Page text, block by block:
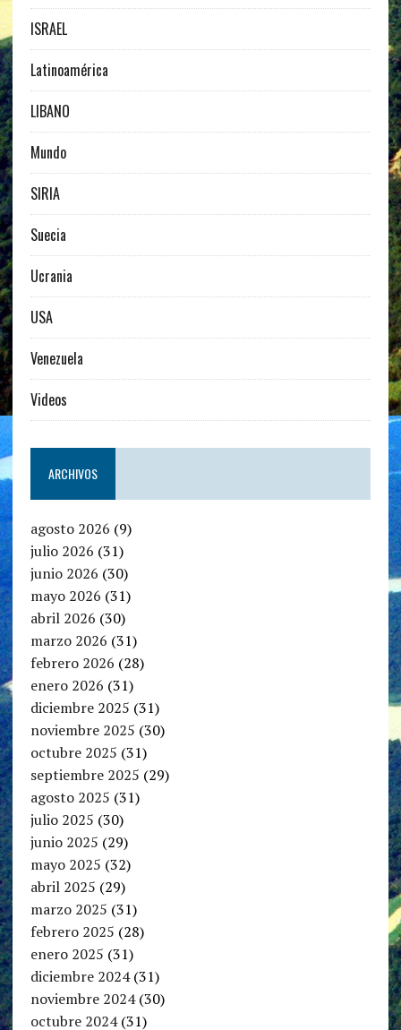
ISRAEL
Latinoamérica
LIBANO
Mundo
SIRIA
Suecia
Ucrania
USA
Venezuela
Videos
ARCHIVOS
agosto 2026 (9)
julio 2026 (31)
junio 2026 (30)
mayo 2026 (31)
abril 2026 (30)
marzo 2026 (31)
febrero 2026 (28)
enero 2026 (31)
diciembre 2025 (31)
noviembre 2025 (30)
octubre 2025 (31)
septiembre 2025 (29)
agosto 2025 (31)
julio 2025 (30)
junio 2025 (29)
mayo 2025 (32)
abril 2025 (29)
marzo 2025 (31)
febrero 2025 (28)
enero 2025 (31)
diciembre 2024(31)
noviembre 2024(30)
octubre 2024(31)